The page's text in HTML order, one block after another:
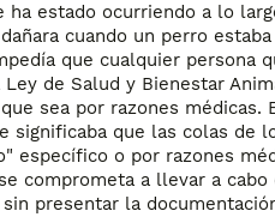
estado ocurriendo a lo
cuando un perro
que cualquier persona
de Salud y Bienestar
sea por razones médicas.
significaba que las colas de
específico o por razones
comprometa a llevar a
presentar la